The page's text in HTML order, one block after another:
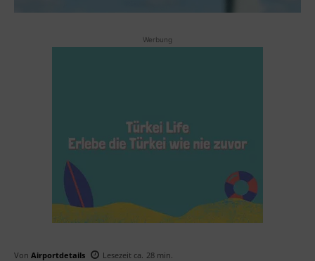
Werbung
Von Airportdetails Lesezeit ca. 28 min.